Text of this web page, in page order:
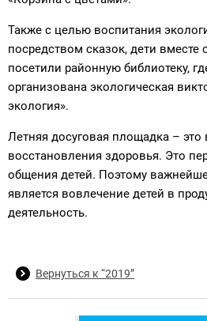
Также с целью воспитания
посредством сказок, дети вместе
посетили районную библиотеку,
организована экологическая
экология».
Летняя досуговая площадка – это
восстановления здоровья. Это
общения детей. Поэтому
является вовлечение детей в
деятельность.
Вернуться к “2019”